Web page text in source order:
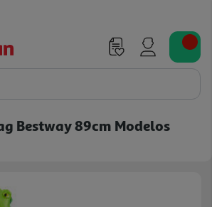
Bestway 89cm Modelos